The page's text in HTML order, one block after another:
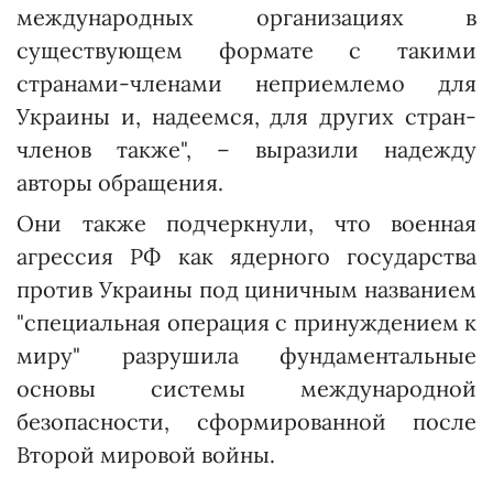
международных организациях в
существующем формате с такими
странами-членами неприемлемо для
Украины и, надеемся, для других стран-
членов также", – выразили надежду
авторы обращения.
Они также подчеркнули, что военная
агрессия РФ как ядерного государства
против Украины под циничным названием
"специальная операция с принуждением к
миру" разрушила фундаментальные
основы системы международной
безопасности, сформированной после
Второй мировой войны.